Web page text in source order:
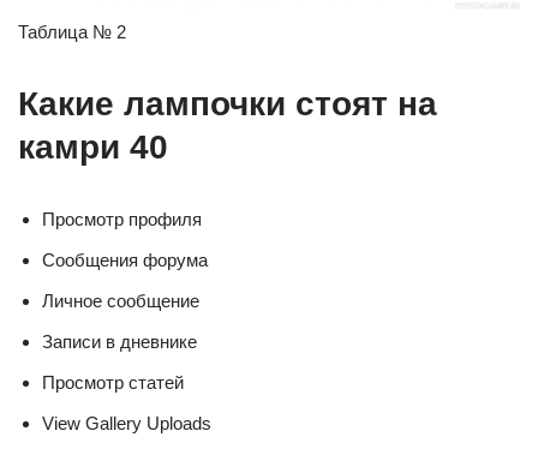
Таблица № 2
Какие лампочки стоят на
камри 40
Просмотр профиля
Сообщения форума
Личное сообщение
Записи в дневнике
Просмотр статей
View Gallery Uploads